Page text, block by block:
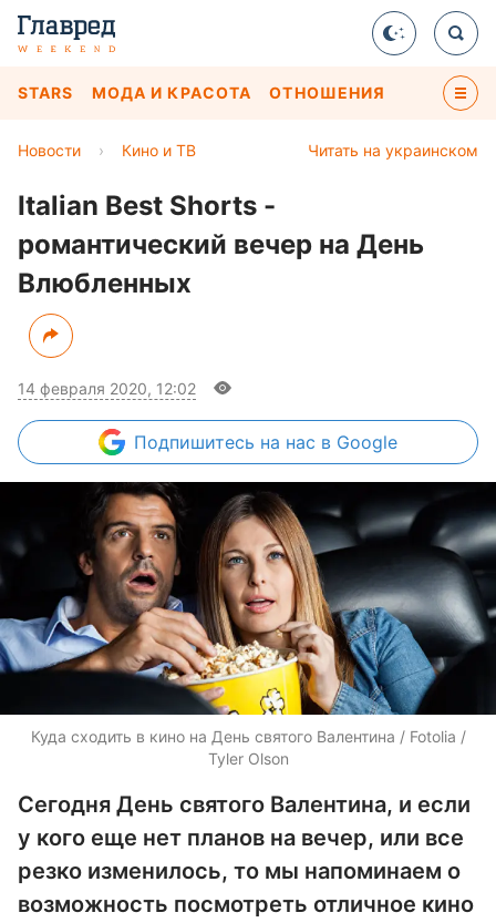
STARS МОДА И КРАСОТА ОТНОШЕНИЯ
Читать на украинском
Новости › Кино и ТВ
Italian Best Shorts -
романтический вечер на День
Влюбленных
14 февраля 2020, 12:02
Подпишитесь на нас в Google
Куда сходить в кино на День святого Валентина / Fotolia /
Tyler Olson
Сегодня День святого Валентина, и если
у кого еще нет планов на вечер, или все
резко изменилось, то мы напоминаем о
возможность посмотреть отличное кино